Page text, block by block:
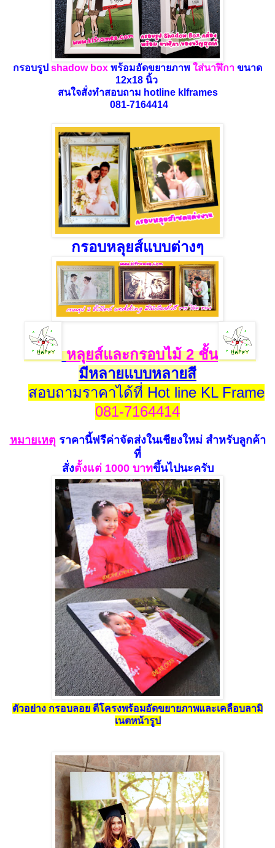
กรอบรูป shadow box พร้อมอัดขยายภาพ ใส่นาฬิกา ขนาด
12x18 นิ้ว
สนใจสั่งทำสอบถาม hotline klframes
081-7164414
กรอบหลุยส์แบบต่างๆ
หลุยส์และกรอบไม้ 2 ชั้น
มีหลายแบบหลายสี
สอบถามราคาได้ที่ Hot line KL Frame
081-7164414
หมายเหตุราคานี้ฟรีค่าจัดส่งในเชียงใหม่ สำหรับลูกค้า
ที่
สั่งตั้งแต่ 1000 บาทขึ้นไปนะครับ
ตัวอย่าง กรอบลอย ตีโครงพร้อมอัดขยายภาพและเคลือบลามิ
เนตหน้ารูป